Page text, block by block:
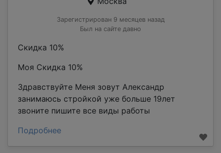
Зарегистрирован 9 месяцев назад
Был на сайте давно
Скидка 10%
Моя Скидка 10%
Здравствуйте Меня зовут Александр
занимаюсь стройкой уже больше 19лет
звоните пишите все виды работы
Подробнее